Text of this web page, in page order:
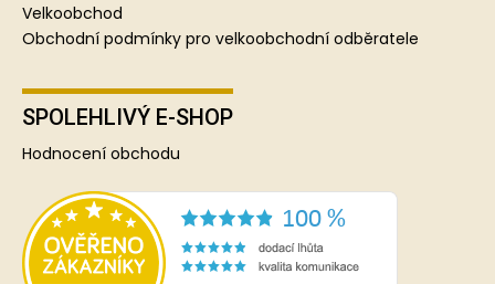
Velkoobchod
Obchodní podmínky pro velkoobchodní odběratele
SPOLEHLIVÝ E-SHOP
Hodnocení obchodu